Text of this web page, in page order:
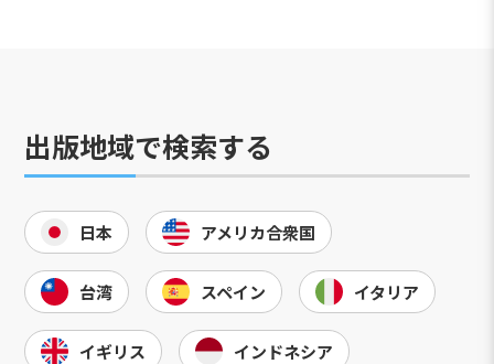
出版地域で検索する
日本 アメリカ合衆国
台湾 スペイン イタリア
イギリス インドネシア